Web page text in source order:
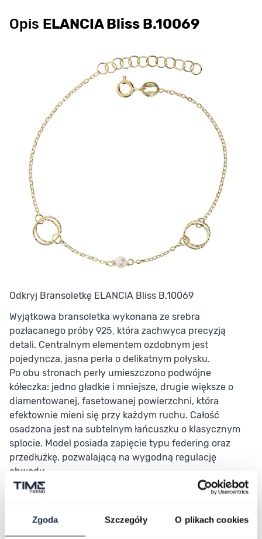
Zgoda Szczegóły O plikach cookies
Opis ELANCIA Bliss B.10069
Odkryj Bransoletkę ELANCIA Bliss B.10069
Wyjątkowa bransoletka wykonana ze srebra
pozłacanego próby 925, która zachwyca precyzją
detali. Centralnym elementem ozdobnym jest
pojedyncza, jasna perła o delikatnym połysku.
Po obu stronach perły umieszczono podwójne
kółeczka: jedno gładkie i mniejsze, drugie większe o
diamentowanej, fasetowanej powierzchni, która
efektownie mieni się przy każdym ruchu. Całość
osadzona jest na subtelnym łańcuszku o klasycznym
splocie. Model posiada zapięcie typu federing oraz
przedłużkę, pozwalającą na wygodną regulację
obwodu.